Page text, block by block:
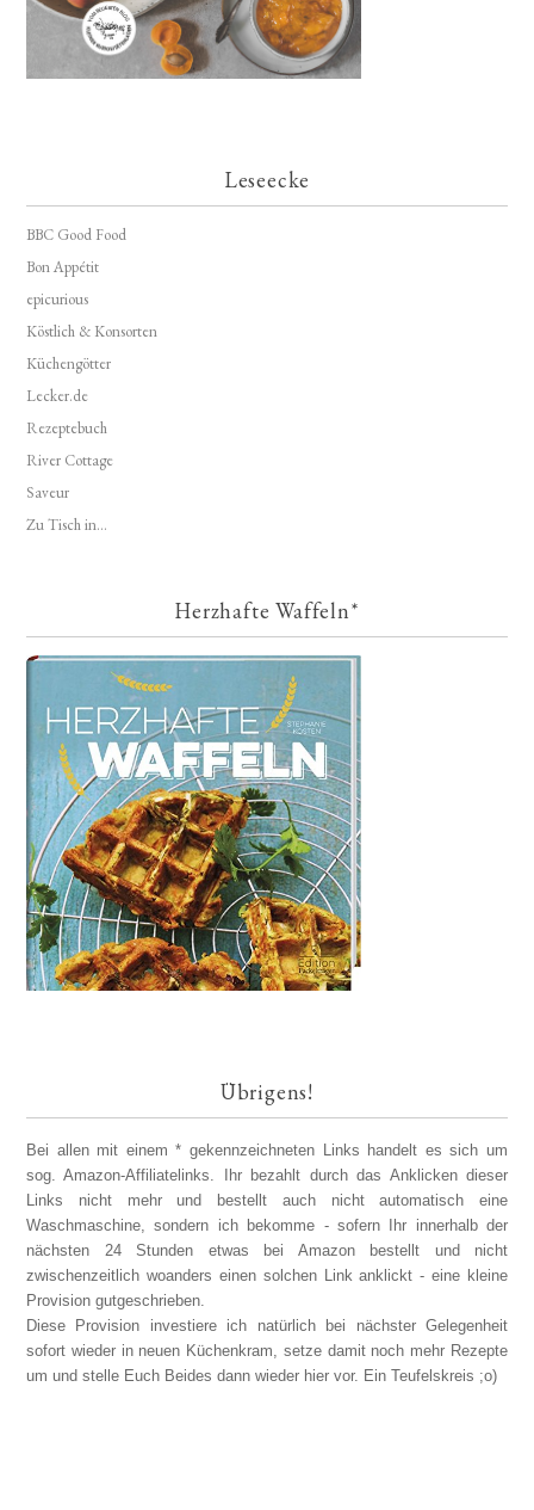
Leseecke
BBC Good Food
Bon Appétit
epicurious
Köstlich & Konsorten
Küchengötter
Lecker.de
Rezeptebuch
River Cottage
Saveur
Zu Tisch in...
Herzhafte Waffeln*
Übrigens!
Bei allen mit einem * gekennzeichneten Links handelt es sich um
sog. Amazon-Affiliatelinks. Ihr bezahlt durch das Anklicken dieser
Links nicht mehr und bestellt auch nicht automatisch eine
Waschmaschine, sondern ich bekomme - sofern Ihr innerhalb der
nächsten 24 Stunden etwas bei Amazon bestellt und nicht
zwischenzeitlich woanders einen solchen Link anklickt - eine kleine
Provision gutgeschrieben.
Diese Provision investiere ich natürlich bei nächster Gelegenheit
sofort wieder in neuen Küchenkram, setze damit noch mehr Rezepte
um und stelle Euch Beides dann wieder hier vor. Ein Teufelskreis ;o)